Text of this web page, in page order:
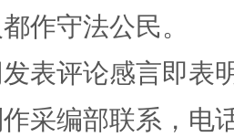
的艺术幻境
作守法公民。
表评论感言即表
采编部联系，电